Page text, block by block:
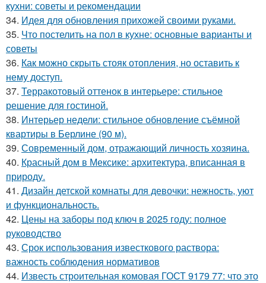
кухни: советы и рекомендации
34. Идея для обновления прихожей своими руками.
35. Что постелить на пол в кухне: основные варианты и
советы
36. Как можно скрыть стояк отопления, но оставить к
нему доступ.
37. Терракотовый оттенок в интерьере: стильное
решение для гостиной.
38. Интерьер недели: стильное обновление съёмной
квартиры в Берлине (90 м).
39. Современный дом, отражающий личность хозяина.
40. Красный дом в Мексике: архитектура, вписанная в
природу.
41. Дизайн детской комнаты для девочки: нежность, уют
и функциональность.
42. Цены на заборы под ключ в 2025 году: полное
руководство
43. Срок использования известкового раствора:
важность соблюдения нормативов
44. Известь строительная комовая ГОСТ 9179 77: что это